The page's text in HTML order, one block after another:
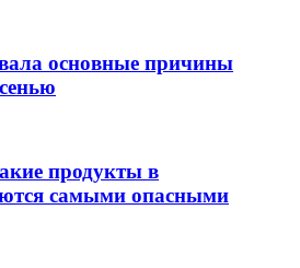
основные причины
продукты в
самыми опасными